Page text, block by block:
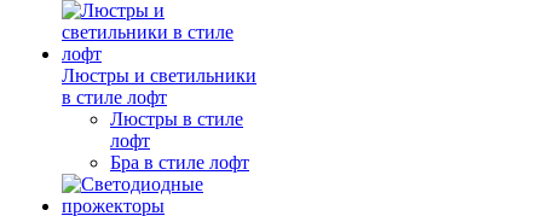
Люстры и светильники
в стиле лофт
Люстры в стиле
лофт
Бра в стиле лофт